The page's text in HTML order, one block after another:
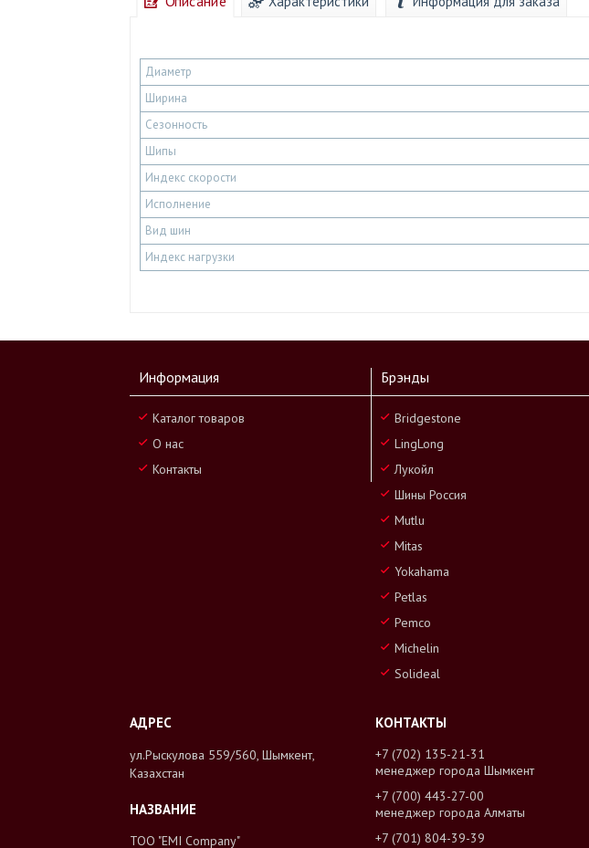
Диаметр
Ширина
Сезонность
Шипы
Индекс скорости
Исполнение
Вид шин
Индекс нагрузки
Информация
Каталог товаров
О нас
Контакты
Брэнды
Bridgestone
LingLong
Лукойл
Шины Россия
Mutlu
Mitas
Yokahama
Petlas
Pemco
Michelin
Solideal
ул.Рыскулова 559/560, Шымкент,
Казахстан
ТОО "EMI Company"
+7 (702) 135-21-31
менеджер города Шымкент
+7 (700) 443-27-00
менеджер города Алматы
+7 (701) 804-39-39